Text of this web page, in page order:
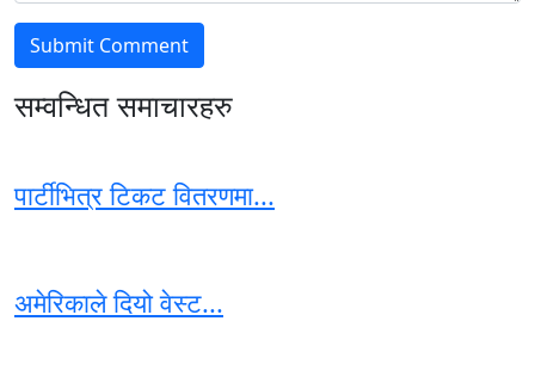
सम्वन्धित समाचारहरु
पार्टीभित्र टिकट वितरणमा...
अमेरिकाले दियो वेस्ट...